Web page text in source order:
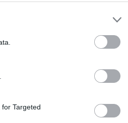
Targeted
kimutatták,
virágaikat,
is